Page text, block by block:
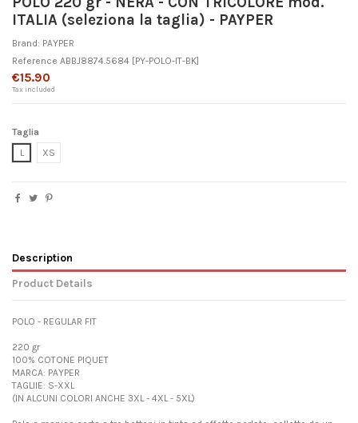
ITALIA (seleziona la taglia) - PAYPER
Brand: PAYPER
Reference ABBJ8874.5684 [PY-POLO-IT-BK]
€15.90
Tax included
Taglia
L
XS
Description
Product Details
POLO - REGULAR FIT
220 gr
100% COTONE PIQUET
MARCA: PAYPER
TAGLIIE: S-XXL
(IN ALCUNI COLORI ANCHE 3XL - 4XL - 5XL)